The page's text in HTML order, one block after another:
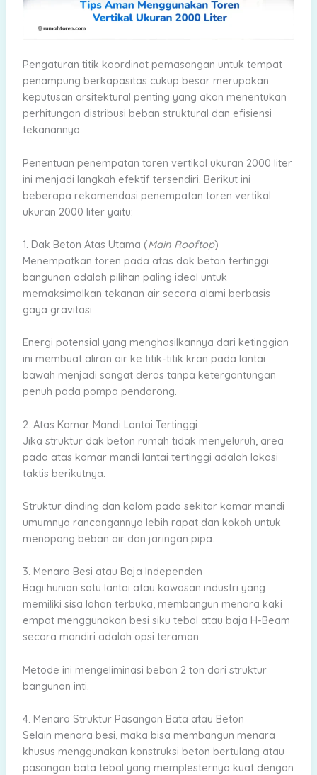
Pengaturan titik koordinat pemasangan untuk tempat
penampung berkapasitas cukup besar merupakan
keputusan arsitektural penting yang akan menentukan
perhitungan distribusi beban struktural dan efisiensi
tekanannya.
Penentuan penempatan toren vertikal ukuran 2000 liter
ini menjadi langkah efektif tersendiri. Berikut ini
beberapa rekomendasi penempatan toren vertikal
ukuran 2000 liter yaitu:
1. Dak Beton Atas Utama (Main Rooftop)
Menempatkan toren pada atas dak beton tertinggi
bangunan adalah pilihan paling ideal untuk
memaksimalkan tekanan air secara alami berbasis
gaya gravitasi.
Energi potensial yang menghasilkannya dari ketinggian
ini membuat aliran air ke titik-titik kran pada lantai
bawah menjadi sangat deras tanpa ketergantungan
penuh pada pompa pendorong.
2. Atas Kamar Mandi Lantai Tertinggi
Jika struktur dak beton rumah tidak menyeluruh, area
pada atas kamar mandi lantai tertinggi adalah lokasi
taktis berikutnya.
Struktur dinding dan kolom pada sekitar kamar mandi
umumnya rancangannya lebih rapat dan kokoh untuk
menopang beban air dan jaringan pipa.
3. Menara Besi atau Baja Independen
Bagi hunian satu lantai atau kawasan industri yang
memiliki sisa lahan terbuka, membangun menara kaki
empat menggunakan besi siku tebal atau baja H-Beam
secara mandiri adalah opsi teraman.
Metode ini mengeliminasi beban 2 ton dari struktur
bangunan inti.
4. Menara Struktur Pasangan Bata atau Beton
Selain menara besi, maka bisa membangun menara
khusus menggunakan konstruksi beton bertulang atau
pasangan bata tebal yang memplesternya kuat dengan